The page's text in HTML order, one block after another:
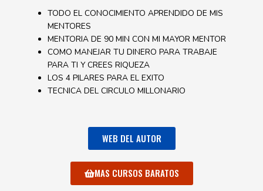
TODO EL CONOCIMIENTO APRENDIDO DE MIS
MENTORES
MENTORIA DE 90 MIN CON MI MAYOR MENTOR
COMO MANEJAR TU DINERO PARA TRABAJE
PARA TI Y CREES RIQUEZA
LOS 4 PILARES PARA EL EXITO
TECNICA DEL CIRCULO MILLONARIO
WEB DEL AUTOR
MAS CURSOS BARATOS